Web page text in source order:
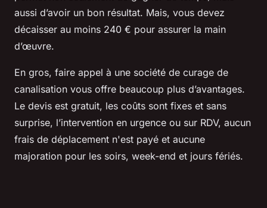
aussi d’avoir un bon résultat. Mais, vous devez
décaisser au moins 240 € pour assurer la main
d’œuvre.
En gros, faire appel à une société de curage de
canalisation vous offre beaucoup plus d’avantages.
Le devis est gratuit, les coûts sont fixes et sans
surprise, l’intervention en urgence ou sur RDV, aucun
frais de déplacement n'est payé et aucune
majoration pour les soirs, week-end et jours fériés.